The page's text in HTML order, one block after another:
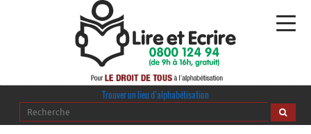
Alphabétisation
Trouver un lieu d’alphabétisation